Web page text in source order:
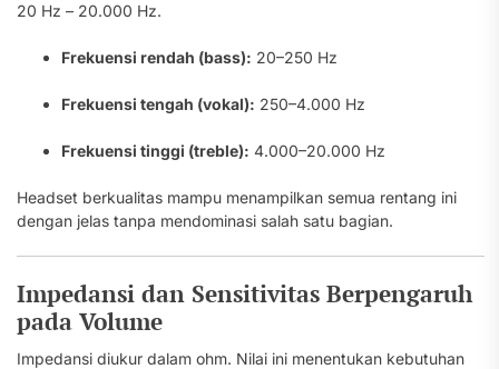
20 Hz – 20.000 Hz.
Frekuensi rendah (bass): 20–250 Hz
Frekuensi tengah (vokal): 250–4.000 Hz
Frekuensi tinggi (treble): 4.000–20.000 Hz
Headset berkualitas mampu menampilkan semua rentang ini
dengan jelas tanpa mendominasi salah satu bagian.
Impedansi dan Sensitivitas Berpengaruh
pada Volume
Impedansi diukur dalam ohm. Nilai ini menentukan kebutuhan